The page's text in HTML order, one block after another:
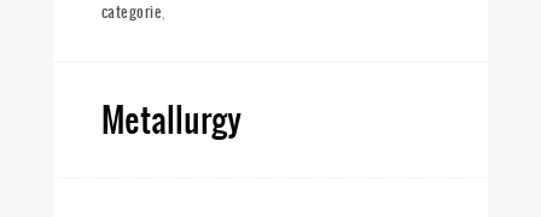
categorie
Metallurgy